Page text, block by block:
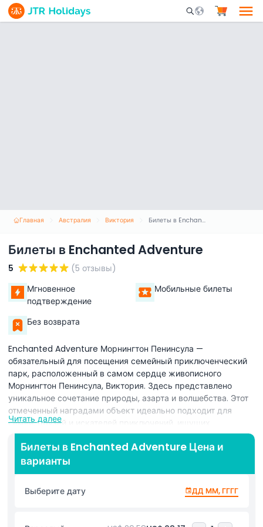
Mobile Search
Главная Австралия Виктория Билеты в Enchanted Adventure
Билеты в Enchanted Adventure
5
(5 отзывы)
Мгновенное
подтверждение
Мобильные билеты
Без возврата
Enchanted Adventure Морнингтон Пенинсула —
обязательный для посещения семейный приключенческий
парк, расположенный в самом сердце живописного
Морнингтон Пенинсула, Виктория. Здесь представлено
уникальное сочетание природы, азарта и волшебства. Этот
отмеченный наградами объект идеально подходит для
семей, друзей и искателей приключений, ищущих
интересные занятия в Морнингтон Пенинсула. С
захватывающими ботаническими садами, сложными
лабиринтами из изгородей и гигантскими трубчатыми
горками, парк наполнен интерактивными открытыми
аттракционами, которые доставляют радость посетителям
всех возрастов. Одной из основных
по серфингу по деревьям и зиплайну, которые позволяют
Читать далее
Билеты в Enchanted Adventure Цена и
варианты
Выберите дату ДД ММ, ГГГГ